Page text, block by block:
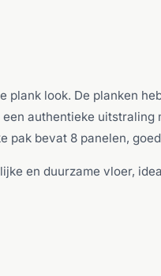
look. De planken
authentieke
bevat 8 panelen,
en duurzame vloer,